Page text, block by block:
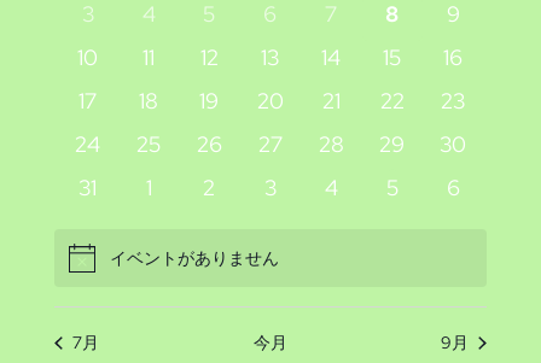
ト
ト
を
検
索
ナ
ゲ
ー
表
示
択ン
ト
の
カ
レ
ン
ダ
ン
ト
ン
ト
ン
ト
ン
ト
ン
ト
ン
ト
ン
ト
0
イ
ン
ト
3
0
イ
ン
ト
4
0
イ
ン
ト
5
0
イ
ン
ト
6
0
イ
ン
ト
7
0
イ
ン
ト
8
0
イ
ン
ト
9
0
イ
ン
ト
10
0
イ
ン
ト
11
0
イ
ン
ト
12
0
イ
ン
ト
13
0
イ
ン
ト
14
0
イ
ン
ト
15
0
イ
ン
ト
16
0
イ
ン
17
0
イ
ン
18
0
イ
ン
19
0
イ
ン
20
0
イ
ン
21
0
イ
ン
22
0
イ
ン
23
0
イ
ン
ト
24
0
イ
ト
25
0
イ
ト
26
0
イ
ト
27
0
イ
28
1
イ
29has
featured
イ
ト
0
イ
30
0
ベ
ト
31
0
ベ
ト
1
0
ベ
ト
2
0
ベ
ト
3
0
ト
4
0
ト
5
0
ト
6
Noticeイベントがありません
7月 今月 9月